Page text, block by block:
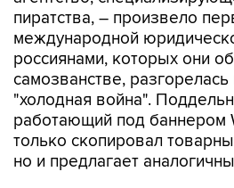
пиратства, – произвело
международной
россиянами, которых они
самозванстве,
"холодная война".
работающий под баннером
только скопировал
но и предлагает